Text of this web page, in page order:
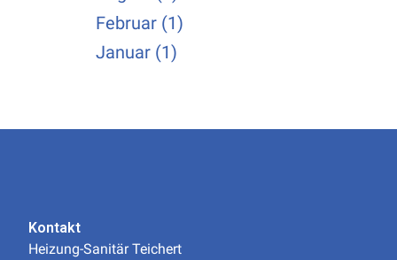
Februar (1)
Januar (1)
Kontakt
Heizung-Sanitär Teichert